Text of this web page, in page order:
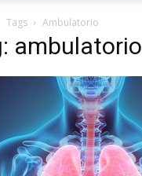
Tags Ambulatorio
ambulatorio